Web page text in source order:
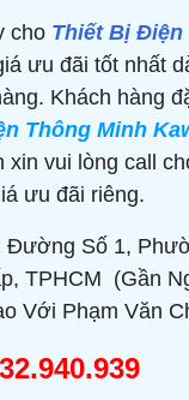
cho Thiết Bị Điện
ưu đãi tốt nhất
Khách hàng
Thông Minh
vui lòng call
ưu đãi riêng.
Đường Số 1,
TPHCM ​ (Gần
Với Phạm Văn